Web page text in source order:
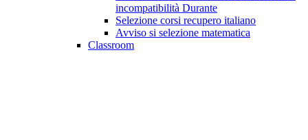
incompatibilità Durante
Selezione corsi recupero italiano
Avviso si selezione matematica
Classroom